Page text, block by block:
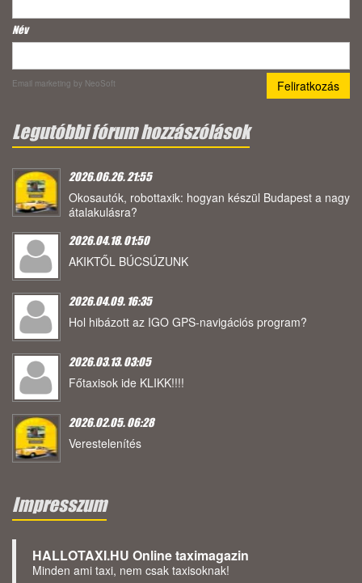
Név
Email marketing by NeoSoft
Legutóbbi fórum hozzászólások
2026.06.26. 21:55
Okosautók, robottaxik: hogyan készül Budapest a nagy
átalakulásra?
2026.04.18. 01:50
AKIKTŐL BÚCSÚZUNK
2026.04.09. 16:35
Hol hibázott az IGO GPS-navigációs program?
2026.03.13. 03:05
Főtaxisok ide KLIKK!!!!
2026.02.05. 06:28
Verestelenítés
Impresszum
HALLOTAXI.HU Online taximagazin
Minden ami taxi, nem csak taxisoknak!